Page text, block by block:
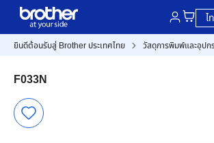
ยินดีต้อนรับสู่ Brother ประเทศไทย วัสดุการพิมพ์และอุป
F033N